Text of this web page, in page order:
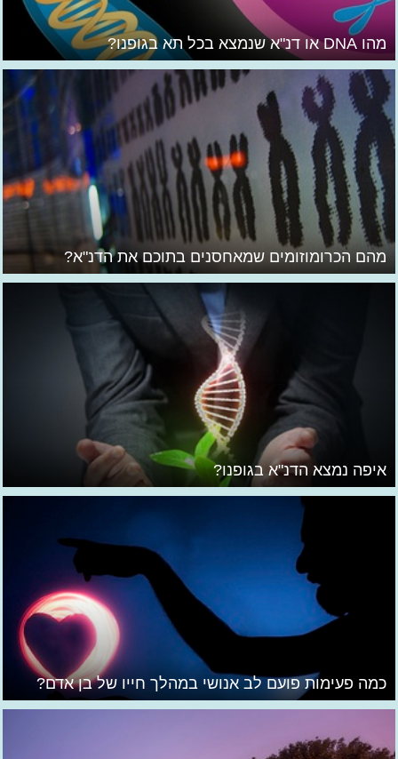
מהו DNA או דנ"א שנמצא בכל תא בגופנו?
מהם הכרומוזומים שמאחסנים בתוכם את הדנ"א?
איפה נמצא הדנ"א בגופנו?
כמה פעימות פועם לב אנושי במהלך חייו של בן אדם?